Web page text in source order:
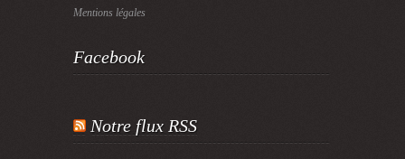
Mentions légales
Facebook
Notre flux RSS